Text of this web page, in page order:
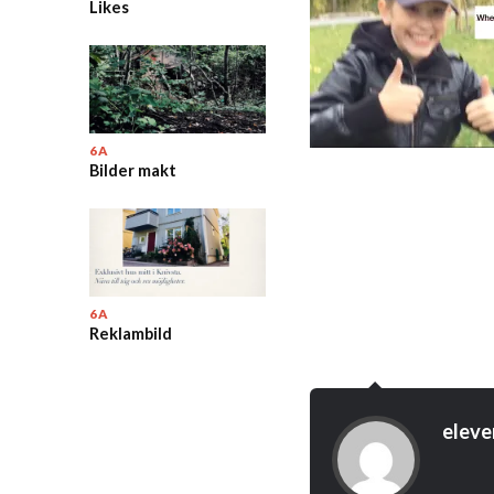
Likes
6A
Bilder makt
6A
Reklambild